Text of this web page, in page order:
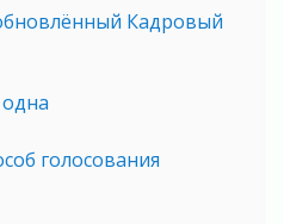
Кадровый
голосования